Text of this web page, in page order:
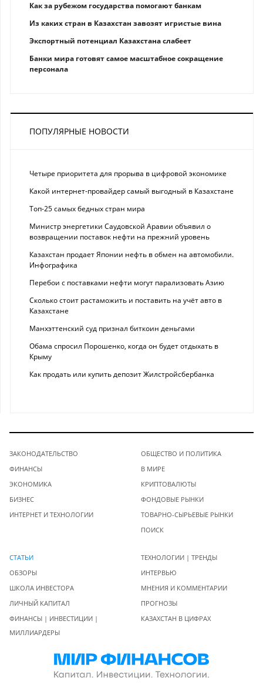
Как за рубежом государства помогают банкам
Из каких стран в Казахстан завозят игристые вина
Экспортный потенциал Казахстана слабеет
Банки мира готовят самое масштабное сокращение
персонала
ПОПУЛЯРНЫЕ НОВОСТИ
Четыре приоритета для прорыва в цифровой экономике
Какой интернет-провайдер самый выгодный в Казахстане
Топ-25 самых бедных стран мира
Министр энергетики Саудовской Аравии объявил о
возвращении поставок нефти на прежний уровень
Казахстан продает Японии нефть в обмен на автомобили.
Инфографика
Перебои с поставками нефти могут парализовать Азию
Сколько стоит растаможить и поставить на учёт авто в
Казахстане
Манхэттенский суд признал биткоин деньгами
Обама спросил Порошенко, когда он будет отдыхать в
Крыму
Как продать или купить депозит Жилстройсбербанка
ЗАКОНОДАТЕЛЬСТВО
ФИНАНСЫ
ЭКОНОМИКА
БИЗНЕС
ИНТЕРНЕТ И ТЕХНОЛОГИИ
ОБЩЕСТВО И ПОЛИТИКА
В МИРЕ
КРИПТОВАЛЮТЫ
ФОНДОВЫЕ РЫНКИ
ТОВАРНО-СЫРЬЕВЫЕ РЫНКИ
ПОИСК
СТАТЬИ
ОБЗОРЫ
ШКОЛА ИНВЕСТОРА
ЛИЧНЫЙ КАПИТАЛ
ФИНАНСЫ | ИНВЕСТИЦИИ |
МИЛЛИАРДЕРЫ
ТЕХНОЛОГИИ | ТРЕНДЫ
ИНТЕРВЬЮ
МНЕНИЯ И КОММЕНТАРИИ
ПРОГНОЗЫ
КАЗАХСТАН В ЦИФРАХ